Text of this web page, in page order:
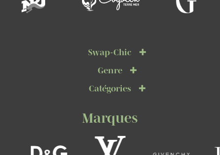
Swap-Chic
Genre
Catégories
Marques